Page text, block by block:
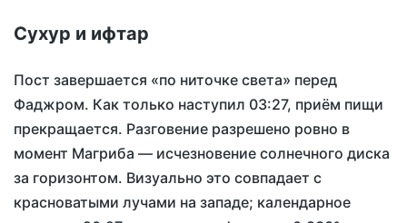
Сухур и ифтар
Пост завершается «по ниточке света» перед
Фаджром. Как только наступил 03:27, приём пищи
прекращается. Разговение разрешено ровно в
момент Магриба — исчезновение солнечного диска
за горизонтом. Визуально это совпадает с
красноватыми лучами на западе; календарное